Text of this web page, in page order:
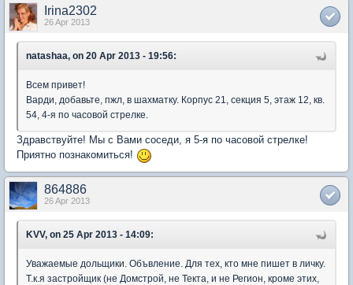
Irina2302
26 Apr 2013
natashaa, on 20 Apr 2013 - 19:56:
Всем привет!
Варди, добавьте, пжл, в шахматку. Корпус 21, секция 5, этаж 12, кв.
54, 4-я по часовой стрелке.
Здравствуйте! Мы с Вами соседи, я 5-я по часовой стрелке!
Приятно познакомиться!
864886
26 Apr 2013
KVV, on 25 Apr 2013 - 14:09:
Уважаемые дольщики. Объвление. Для тех, кто мне пишет в личку.
Т.к.я застройщик (не Домстрой, не Текта, и не Регион, кроме этих,